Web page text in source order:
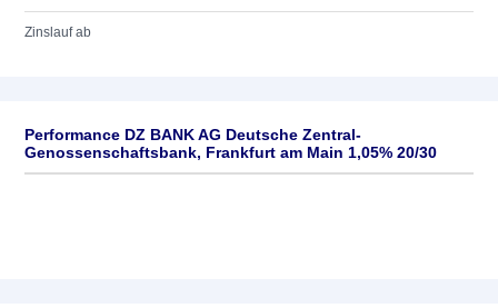
Zinslauf ab
Performance DZ BANK AG Deutsche Zentral-
Genossenschaftsbank, Frankfurt am Main 1,05% 20/30